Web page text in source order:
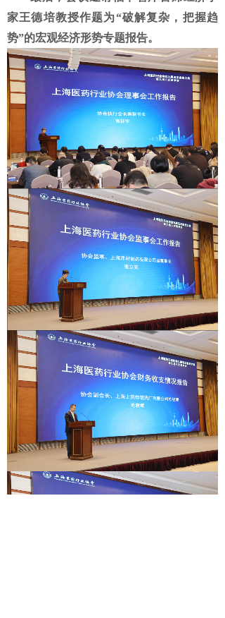
家王德培教授作题为“破解复杂，把握趋
势”的宏观经济形势专题报告。